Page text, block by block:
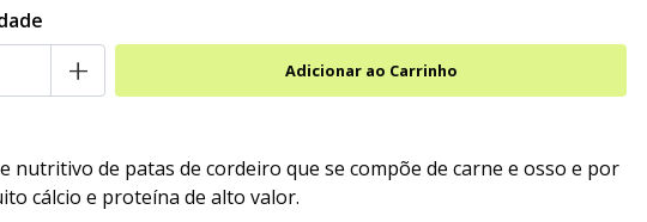
+
nutritivo de patas de cordeiro que se compõe de carne e osso e por
cálcio e proteína de alto valor.